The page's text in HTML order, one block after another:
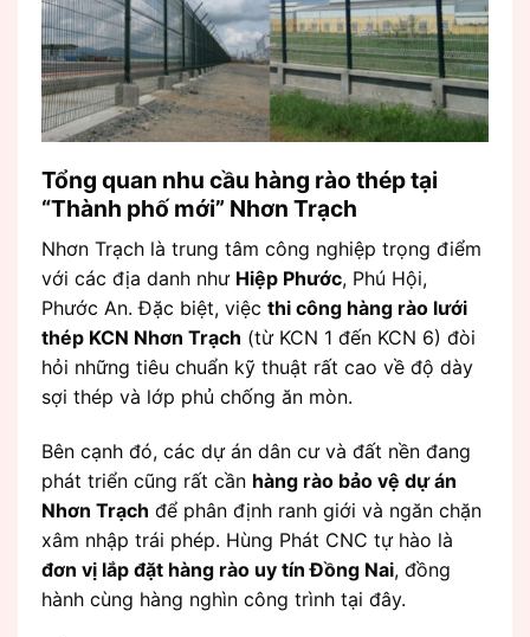
Tổng quan nhu cầu hàng rào thép tại
“Thành phố mới” Nhơn Trạch
Nhơn Trạch là trung tâm công nghiệp trọng điểm
với các địa danh như Hiệp Phước, Phú Hội,
Phước An. Đặc biệt, việc thi công hàng rào lưới
thép KCN Nhơn Trạch (từ KCN 1 đến KCN 6) đòi
hỏi những tiêu chuẩn kỹ thuật rất cao về độ dày
sợi thép và lớp phủ chống ăn mòn.
Bên cạnh đó, các dự án dân cư và đất nền đang
phát triển cũng rất cần hàng rào bảo vệ dự án
Nhơn Trạch để phân định ranh giới và ngăn chặn
xâm nhập trái phép. Hùng Phát CNC tự hào là
đơn vị lắp đặt hàng rào uy tín Đồng Nai, đồng
hành cùng hàng nghìn công trình tại đây.